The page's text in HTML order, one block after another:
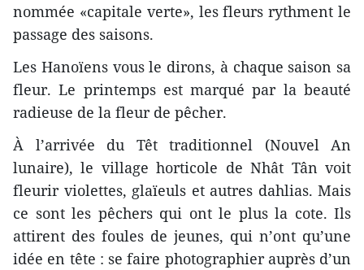
nommée «capitale verte», les fleurs rythment le
passage des saisons.
Les Hanoïens vous le dirons, à chaque saison sa
fleur. Le printemps est marqué par la beauté
radieuse de la fleur de pêcher.
À l’arrivée du Têt traditionnel (Nouvel An
lunaire), le village horticole de Nhât Tân voit
fleurir violettes, glaïeuls et autres dahlias. Mais
ce sont les pêchers qui ont le plus la cote. Ils
attirent des foules de jeunes, qui n’ont qu’une
idée en tête : se faire photographier auprès d’un